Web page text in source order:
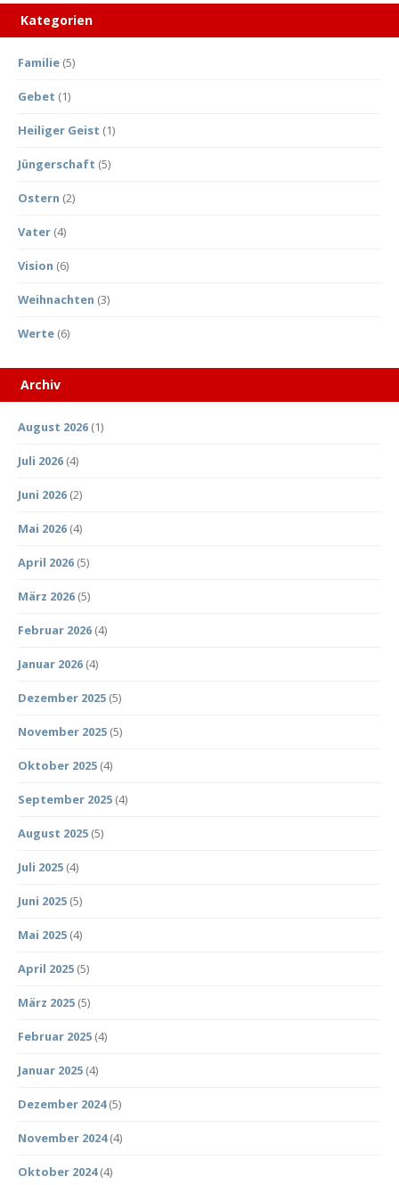
Kategorien
Familie (5)
Gebet (1)
Heiliger Geist (1)
Jüngerschaft (5)
Ostern (2)
Vater (4)
Vision (6)
Weihnachten (3)
Werte (6)
Archiv
August 2026 (1)
Juli 2026 (4)
Juni 2026 (2)
Mai 2026 (4)
April 2026 (5)
März 2026 (5)
Februar 2026 (4)
Januar 2026 (4)
Dezember 2025 (5)
November 2025 (5)
Oktober 2025 (4)
September 2025 (4)
August 2025 (5)
Juli 2025 (4)
Juni 2025 (5)
Mai 2025 (4)
April 2025 (5)
März 2025 (5)
Februar 2025 (4)
Januar 2025 (4)
Dezember 2024(5)
November 2024(4)
Oktober 2024(4)